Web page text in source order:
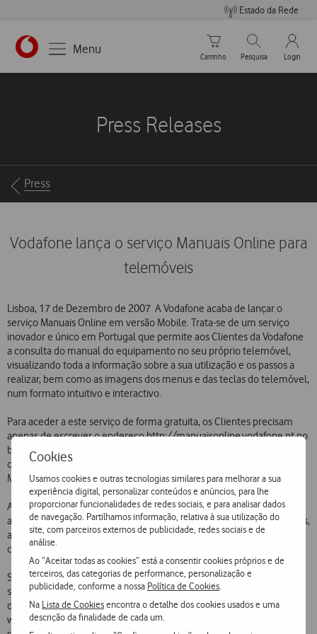
Cookies
Usamos cookies e outras tecnologias similares para melhorar a sua
experiência digital, personalizar conteúdos e anúncios, para lhe
proporcionar funcionalidades de redes sociais, e para analisar dados
de navegação. Partilhamos informação, relativa à sua utilização do
site, com parceiros externos de publicidade, redes sociais e de
análise.
Ao “Aceitar todas as cookies” está a consentir cookies próprios e de
terceiros, das categorias de performance, personalização e
publicidade, conforme a nossa Política de Cookies
Na Lista de Cookiesencontra o detalhe dos cookies usados e uma
descrição da finalidade de cada um.
Estado da Rede
https://www.vodafone.pt
Menu
Carrinho de compras
Carrinho
Pesquisar
Pesquisa
My
Login
Press Releases
Breadcrumbs
Press
Vodafone lança o serviço Manuais Online para
telemóveis
Lisboa, 17 de Dezembro de 2007  A Vodafone acaba de lançar o
serviço Manuais Online em versão Mobile. Trata-se de um serviço
inovador e único em Portugal que permite aos Clientes da Vodafone
a consulta do manual do equipamento no seu próprio telemóvel,
visualizando toda a informação sobre a sua utilização e os passos a
realizar, bem como as imagens dos menus e das teclas do telemóvel,
num formato intuitivo e interactivo.
Para aceder a este serviço de forma gratuita, os Clientes precisam
apenas de escrever o endereço http://manuaisonline.vodafone.pt no
browser do telefone ou enviar uma mensagem escrita para o 16912
com a palavra Manuais para que o link seja enviado de imediato por
MMS para o telefone.
A Vodafone Portugal lançou o serviço Manuais Online no início deste
ano, disponibilizando agora a versão Mobile para 31 telefones móveis,
abrangendo mais de 1,3 milhões de Clientes. A lista de telemóveis
compatíveis está a ser continuamente alargada a novos modelos.
Se o equipamento não for compatível com a tecnologia, ou não
suportar MMS, é enviado um SMS a informar que o manual está
disponível para consulta no canal Ajuda e Contactos em
www.vodafone.pt. Nesta página, existe ainda a possibilidade de